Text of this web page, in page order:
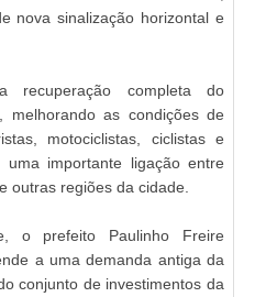
nova sinalização horizontal e
recuperação completa do
melhorando as condições de
motociclistas, ciclistas e
importante ligação entre
outras regiões da cidade.
o prefeito Paulinho Freire
a uma demanda antiga da
conjunto de investimentos da